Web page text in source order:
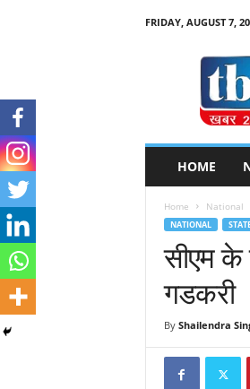
FRIDAY, AUGUST 7,
HOME
Home National
NATIONAL
सीएम के
गडकरी
By Shailendra